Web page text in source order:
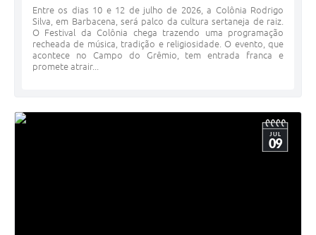
Entre os dias 10 e 12 de julho de 2026, a Colônia Rodrigo
Silva, em Barbacena, será palco da cultura sertaneja de raiz.
O Festival da Colônia chega trazendo uma programação
recheada de música, tradição e religiosidade. O evento, que
acontece no Campo do Grêmio, tem entrada franca e
promete atrair...
JUL
09